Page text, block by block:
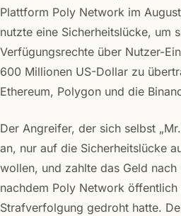
Plattform Poly Network im
nutzte eine Sicherheitslücke, um
Verfügungsrechte über Nutzer-
600 Millionen US-Dollar zu
Ethereum, Polygon und die
Der Angreifer, der sich selbst
an, nur auf die Sicherheitslücke
wollen, und zahlte das Geld nach
nachdem Poly Network
Strafverfolgung gedroht hatte.